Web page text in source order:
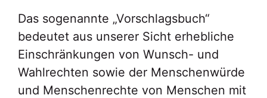
Das sogenannte „Vorschlagsbuch“
bedeutet aus unserer Sicht erhebliche
Einschränkungen von Wunsch- und
Wahlrechten sowie der Menschenwürde
und Menschenrechte von Menschen mit